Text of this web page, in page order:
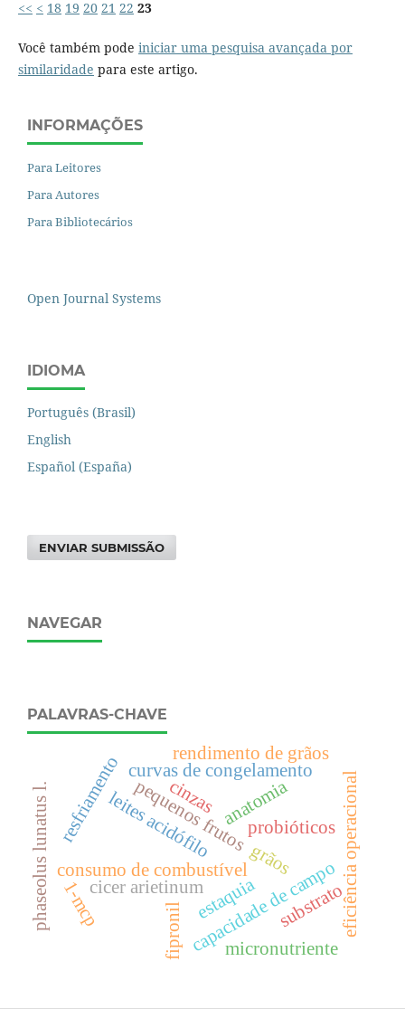
<< < 18 19 20 21 22 23
Você também pode iniciar uma pesquisa avançada por
similaridade para este artigo.
INFORMAÇÕES
Para Leitores
Para Autores
Para Bibliotecários
Open Journal Systems
IDIOMA
Português (Brasil)
English
Español (España)
ENVIAR SUBMISSÃO
NAVEGAR
PALAVRAS-CHAVE
pequenos frutos
grãos
estaquia
consumo de combustívelcapacidade de campoeficiência operacional
curvas de congelamento
resfriamento
phaseolus lunatus l. substrato
leites acidófilo probióticos
cicer arietinum
anatomia
rendimento de grãos
1-mcp fipronil
cinzas
micronutriente